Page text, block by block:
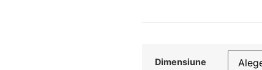
Dimensiune